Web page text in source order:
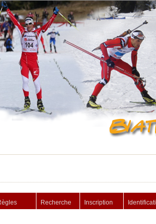
Recherche Inscription